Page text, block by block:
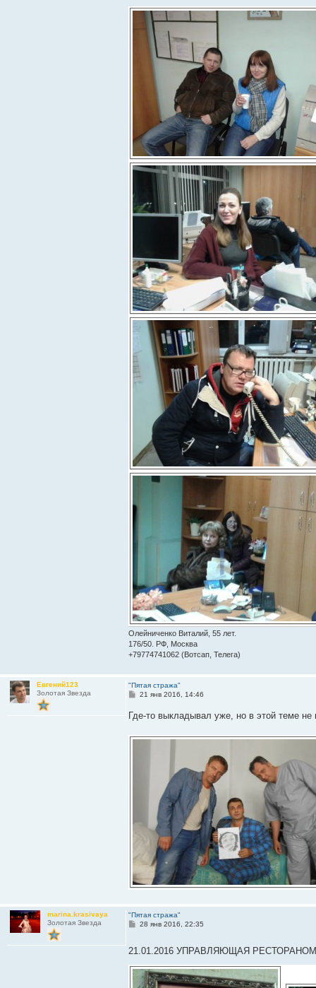
е
Олейниченко Виталий, 55 лет.
176/50. РФ, Москва
+79774741062 (Вотсап, Телега)
Евгений123
Золотая Звезда
"Пятая стража"
С
б
е
21 янв 2016, 14:46
Где-то выкладывал уже, но в этой теме
marina.krasivaya
Золотая Звезда
"Пятая стража"
С
б
е
28 янв 2016, 22:35
21.01.2016 УПРАВЛЯЮЩАЯ